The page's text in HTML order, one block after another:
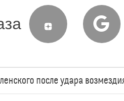
после удара